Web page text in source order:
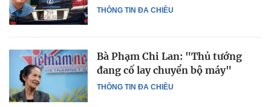
THÔNG TIN ĐA CHIỀU
THÔNG TIN ĐA CHIỀU
Bà Phạm Chi Lan: "Thủ tướng
đang cố lay chuyển bộ máy"